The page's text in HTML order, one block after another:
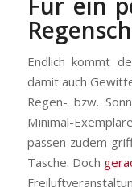
Endlich kommt
damit auch
Regen- bzw.
Minimal-
passen zudem
Tasche. Doch